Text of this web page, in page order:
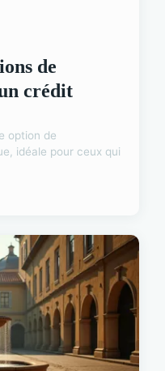
de
crédit
option de
idéale pour ceux qui